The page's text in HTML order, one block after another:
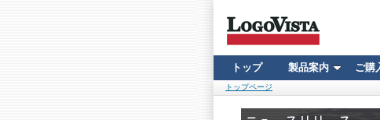
トップ 製品案内 ご購
トップページ